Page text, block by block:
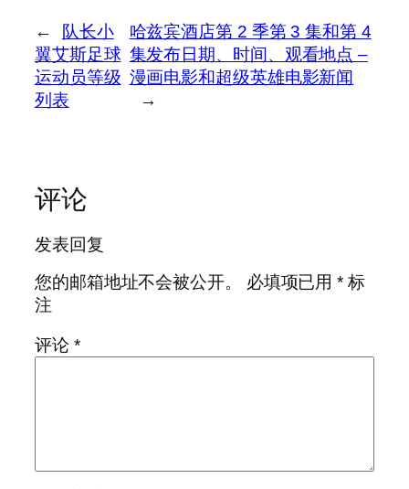
←
队长小
翼艾斯足球
运动员等级
列表
哈兹宾酒店第 2 季第 3 集和第 4
集发布日期、时间、观看地点 –
漫画电影和超级英雄电影新闻
→
评论
发表回复
您的邮箱地址不会被公开。
必填项已用* 标
注
评论 *